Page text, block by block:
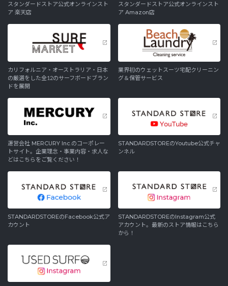
スタンダードストア公式オンラインスト
ア 楽天店
スタンダードストア公式オンラインスト
ア Amazon店
カリフォルニア・オーストラリア・日本
の厳選をした全12のサーフボードブラン
ドを展開
業界初のウェットスーツ宅配クリーニン
グ＆保管サービス
運営会社 MERCURY Inc.のコーポレー
トサイト。企業理念・事業内容・求人な
どはこちらをご覧ください！
STANDARDSTOREのYoutube公式チャ
ンネル
STANDARDSTOREのFacebook公式ア
カウント
STANDARDSTOREのInstagram公式
アカウント。最新のストア情報はこちら
から！